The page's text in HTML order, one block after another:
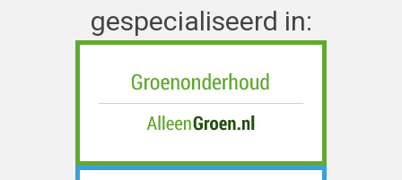
gespecialiseerd in: